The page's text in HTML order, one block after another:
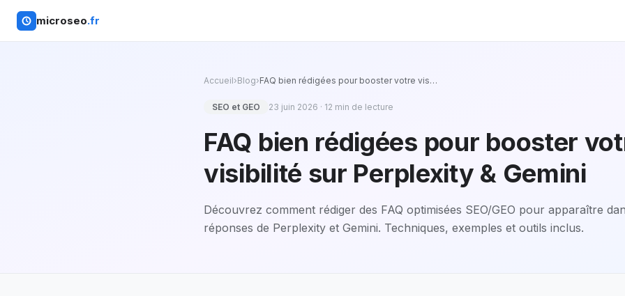
microseo.fr
Accueil›Blog›FAQ bien rédigées pour booster votre vis…
SEO et GEO 23 juin 2026 · 12 min de lecture
FAQ bien rédigées pour booster
visibilité sur Perplexity & Gemini
Découvrez comment rédiger des FAQ optimisées SEO/GEO pour apparaître
réponses de Perplexity et Gemini. Techniques, exemples et outils inclus.